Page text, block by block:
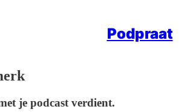
Podpraat
je podcast verdient.